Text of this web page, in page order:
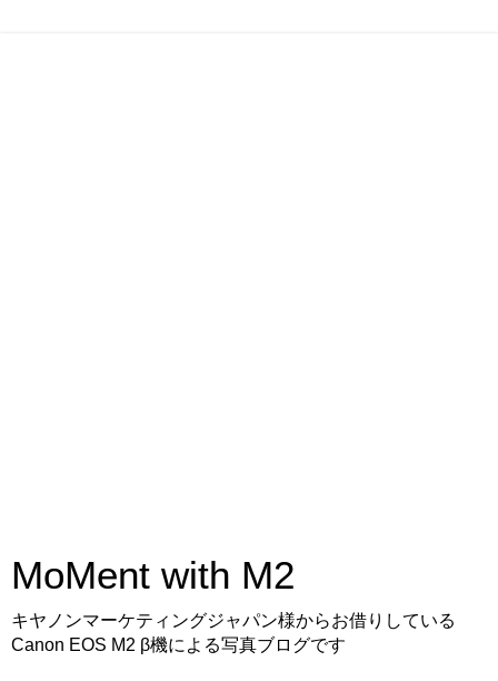
MoMent with M2
キヤノンマーケティングジャパン様からお借りしている
Canon EOS M2 β機による写真ブログです